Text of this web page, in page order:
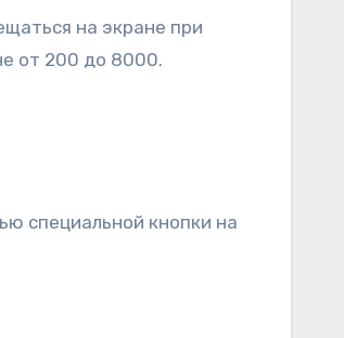
на экране при
от 200 до 8000.
специальной кнопки на